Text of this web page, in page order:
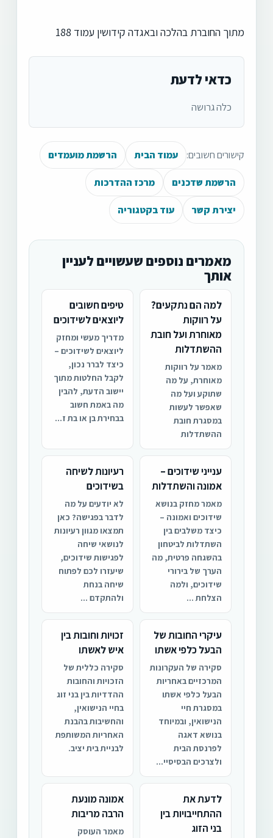
מתוך החוברת בהלכה ובאגדה קידושין עמוד 188
כדאי לדעת
כלה גרושה
קישורים חשובים: עמוד הבית הרשמת מועמדים
הרשמת שדכנים מרכז ההדרכות
יצירת קשר עוד בקטגוריה
מאמרים נוספים שעשויים לעניין
אותך
למה הם נתקעים?
על רווקות
מאוחרת ועל חובת
ההשתדלות
מאמר על רווקות
מאוחרת, על מה
שתוקע ועל מה
שאפשר לעשות
במסגרת חובת
ההשתדלות
טיפים חשובים
ליוצאים לשידוכים
מדריך מעשי ומחזק
ליוצאים לשידוכים –
כיצד לברר נכון,
לקבל החלטות מתוך
יישוב הדעת, להבין
מה באמת חשוב
בבחירת בן או בת ז...
ענייני שידוכים –
אמונה והשתדלות
מאמר מחזק בנושא
שידוכים ואמונה –
כיצד משלבים בין
השתדלות לביטחון
בהשגחה פרטית, מה
הערך של בירורי
שידוכים, ולמה
הצלחת ...
רעיונות לשיחה
בשידוכים
לא יודעים על מה
לדבר בפגישה? כאן
תמצאו מגוון רעיונות
לנושאי שיחה
לפגישות שידוכים,
שיעזרו לכם לפתוח
שיחה בנחת
ולהתקדם ...
עיקרי החובות של
הבעל כלפי אשתו
סקירה של העקרונות
המרכזיים באחריות
הבעל כלפי אשתו
במסגרת חיי
הנישואין, ובמיוחד
בנושא דאגה
לפרנסת הבית
ולצרכים הבסיסיי...
זכויות וחובות בין
איש לאשתו
סקירה כללית של
הזכויות והחובות
ההדדיות בין בני זוג
בחיי הנישואין,
והחשיבות בהבנת
האחריות המשותפת
לבניית בית יציב.
לדעת את
ההתחייבויות בין
בני הזוג
אמונה מונעת
הרבה מריבות
מאמר העוסק